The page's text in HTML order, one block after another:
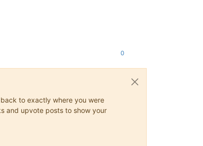
0
to exactly where you were
and upvote posts to show your